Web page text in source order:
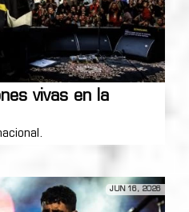
vivas en la
JUN 16, 2026